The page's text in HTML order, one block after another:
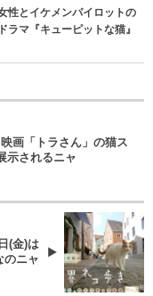
性とイケメンパイロットの
ラマ『キューピットな猫』
画「トラさん」の猫ス
示されるニャ
(金)は
のニャ